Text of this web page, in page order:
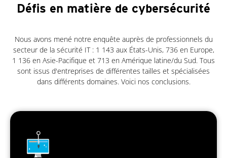
Défis en matière de cybersécurité
Nous avons mené notre enquête auprès de professionnels du
secteur de la sécurité IT : 1 143 aux États-Unis, 736 en Europe,
1 136 en Asie-Pacifique et 713 en Amérique latine/du Sud. Tous
sont issus d'entreprises de différentes tailles et spécialisées
dans différents domaines. Voici nos conclusions.